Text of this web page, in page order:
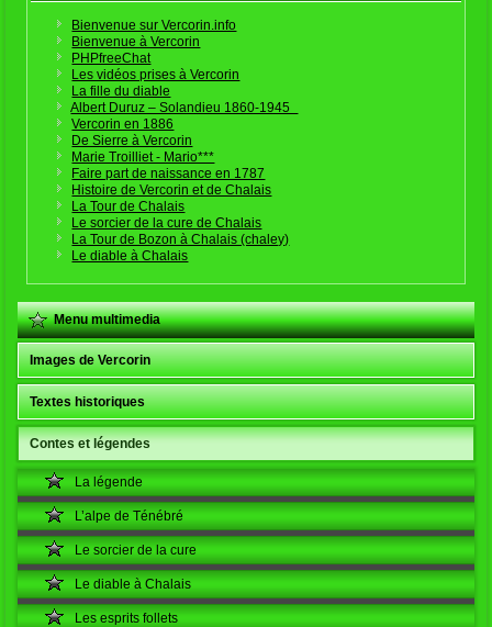
Bienvenue sur Vercorin.info
Bienvenue à Vercorin
PHPfreeChat
Les vidéos prises à Vercorin
La fille du diable
Albert Duruz – Solandieu 1860-1945
Vercorin en 1886
De Sierre à Vercorin
Marie Troilliet - Mario***
Faire part de naissance en 1787
Histoire de Vercorin et de Chalais
La Tour de Chalais
Le sorcier de la cure de Chalais
La Tour de Bozon à Chalais (chaley)
Le diable à Chalais
Menu multimedia
Images de Vercorin
Textes historiques
Contes et légendes
La légende
L’alpe de Ténébré
Le sorcier de la cure
Le diable à Chalais
Les esprits follets